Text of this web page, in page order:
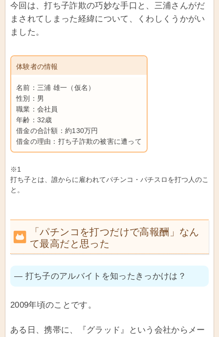
今回は、打ち子詐欺の巧妙な手口と、三浦さんがだ
まされてしまった経緯について、くわしくうかがい
ました。
体験者の情報
名前：三浦 雄一（仮名）
性別：男
職業：会社員
年齢：32歳
借金の合計額：約130万円
借金の理由：打ち子詐欺の被害に遭って
※1
打ち子とは、誰からに雇われてパチンコ・パチスロを打つ人のこ
と。
「パチンコを打つだけで高報酬」なん
て最高だと思った
― 打ち子のアルバイトを知ったきっかけは？
2009年頃のことです。
ある日、携帯に、『グラッド』という会社からメー